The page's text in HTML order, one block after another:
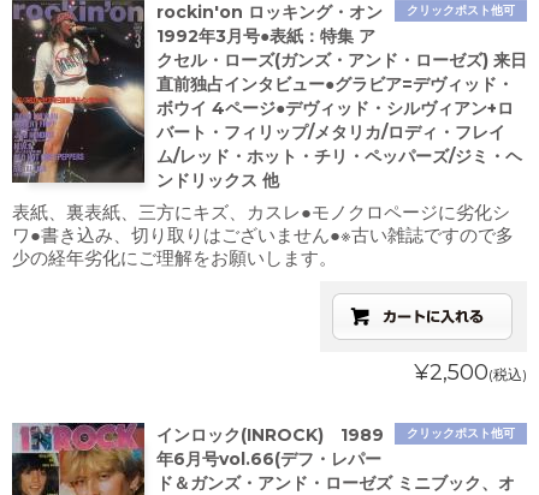
クリックポスト他可
rockin'on ロッキング・オン
1992年3月号●表紙：特集 ア
クセル・ローズ(ガンズ・アンド・ローゼズ) 来日
直前独占インタビュー●グラビア=デヴィッド・
ボウイ 4ページ●デヴィッド・シルヴィアン+ロ
バート・フィリップ/メタリカ/ロディ・フレイ
ム/レッド・ホット・チリ・ペッパーズ/ジミ・ヘ
ンドリックス 他
表紙、裏表紙、三方にキズ、カスレ●モノクロページに劣化シ
ワ●書き込み、切り取りはございません●※古い雑誌ですので多
少の経年劣化にご理解をお願いします。
¥2,500(税込)
クリックポスト他可
インロック(INROCK) 1989
年6月号vol.66(デフ・レパー
ド＆ガンズ・アンド・ローゼズ ミニブック、オ